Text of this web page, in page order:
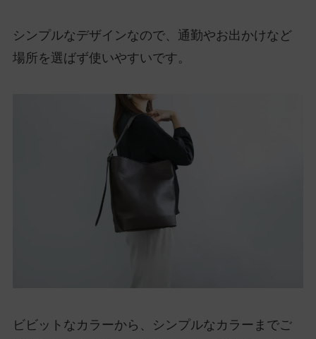
シンプルなデザインなので、通勤やお出かけなど
場所を選ばず使いやすいです。
ビビットなカラーから、シンプルなカラーまでご